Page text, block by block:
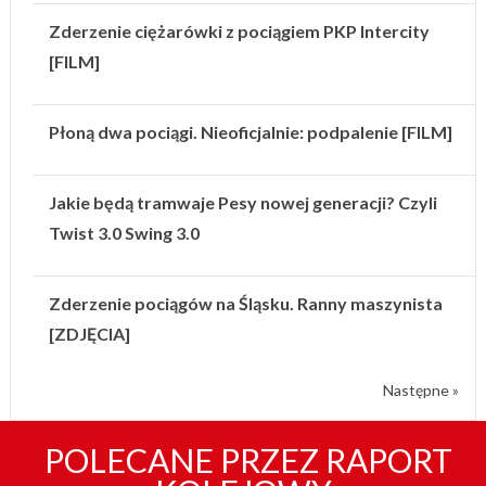
Zderzenie ciężarówki z pociągiem PKP Intercity
[FILM]
Płoną dwa pociągi. Nieoficjalnie: podpalenie [FILM]
Jakie będą tramwaje Pesy nowej generacji? Czyli
Twist 3.0 Swing 3.0
Zderzenie pociągów na Śląsku. Ranny maszynista
[ZDJĘCIA]
Następne »
POLECANE PRZEZ RAPORT